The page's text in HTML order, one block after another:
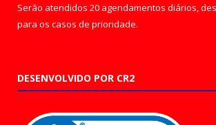
Serão atendidos 20 agendamentos diários,
para os casos de prioridade.
DESENVOLVIDO POR CR2